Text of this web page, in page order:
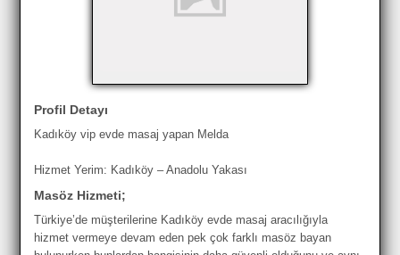
Profil Detayı
Kadıköy vip evde masaj yapan Melda
Hizmet Yerim: Kadıköy – Anadolu Yakası
Masöz Hizmeti;
Türkiye’de müşterilerine Kadıköy evde masaj aracılığıyla
hizmet vermeye devam eden pek çok farklı masöz bayan